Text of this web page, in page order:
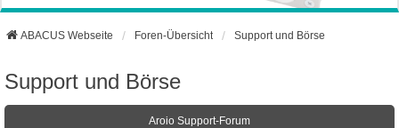
ABACUS Webseite Foren-Übersicht Support und Börse
Support und Börse
Aroio Support-Forum